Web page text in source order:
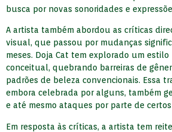
busca por novas sonoridades e
A artista também abordou as críticas
visual, que passou por mudanças
meses. Doja Cat tem explorado um estilo
conceitual, quebrando barreiras de
padrões de beleza convencionais. Essa
embora celebrada por alguns, também
e até mesmo ataques por parte de
Em resposta às críticas, a artista tem